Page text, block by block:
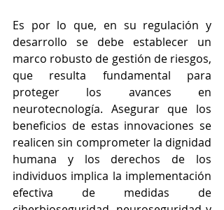
Es por lo que, en su regulación y
desarrollo se debe establecer un
marco robusto de gestión de riesgos,
que resulta fundamental para
proteger los avances en
neurotecnología. Asegurar que los
beneficios de estas innovaciones se
realicen sin comprometer la dignidad
humana y los derechos de los
individuos implica la implementación
efectiva de medidas de